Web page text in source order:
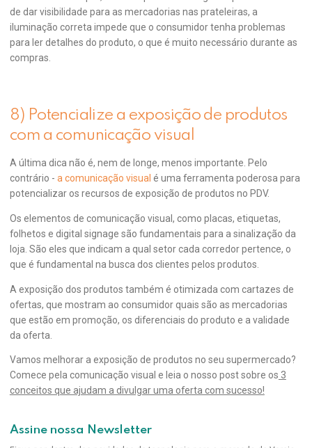
de dar visibilidade para as mercadorias nas prateleiras, a
iluminação correta impede que o consumidor tenha problemas
para ler detalhes do produto, o que é muito necessário durante as
compras.
8) Potencialize a exposição de produtos
com a comunicação visual
A última dica não é, nem de longe, menos importante. Pelo
contrário - a comunicação visual é uma ferramenta poderosa para
potencializar os recursos de exposição de produtos no PDV.
Os elementos de comunicação visual, como placas, etiquetas,
folhetos e digital signage são fundamentais para a sinalização da
loja. São eles que indicam a qual setor cada corredor pertence, o
que é fundamental na busca dos clientes pelos produtos.
A exposição dos produtos também é otimizada com cartazes de
ofertas, que mostram ao consumidor quais são as mercadorias
que estão em promoção, os diferenciais do produto e a validade
da oferta.
Vamos melhorar a exposição de produtos no seu supermercado?
Comece pela comunicação visual e leia o nosso post sobre os 3
conceitos que ajudam a divulgar uma oferta com sucesso!
Assine nossa Newsletter